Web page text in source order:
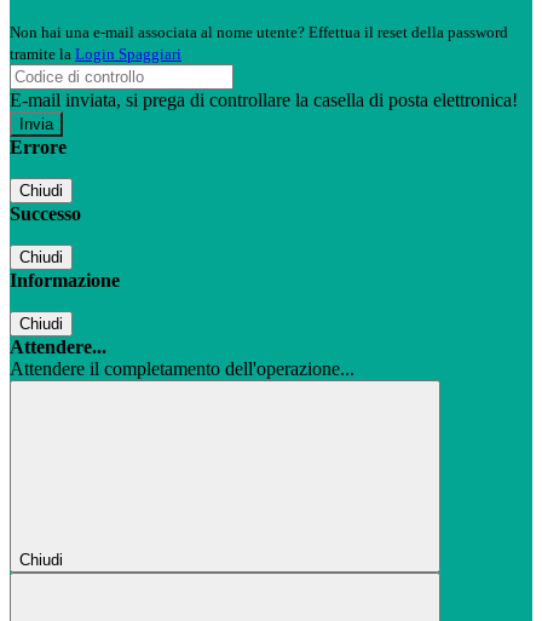
Non hai una e-mail associata al nome utente? Effettua il reset della password
tramite la Login Spaggiari
E-mail inviata, si prega di controllare la casella di posta elettronica!
Errore
Chiudi
Successo
Chiudi
Informazione
Chiudi
Attendere...
Attendere il completamento dell'operazione...
Chiudi